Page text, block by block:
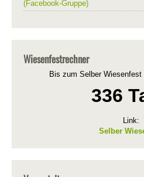
(Facebook-Gruppe)
Wiesenfestrechner
Bis zum Selber
336
Link:
Selber